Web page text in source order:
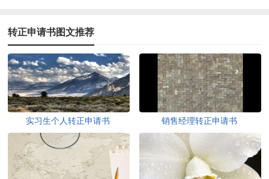
转正申请书图文推荐
实习生个人转正申请书 销售经理转正申请书